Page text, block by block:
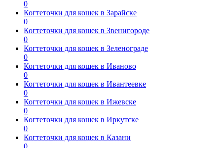
0
Когтеточки для кошек в Зарайске
0
Когтеточки для кошек в Звенигороде
0
Когтеточки для кошек в Зеленограде
0
Когтеточки для кошек в Иваново
0
Когтеточки для кошек в Ивантеевке
0
Когтеточки для кошек в Ижевске
0
Когтеточки для кошек в Иркутске
0
Когтеточки для кошек в Казани
0